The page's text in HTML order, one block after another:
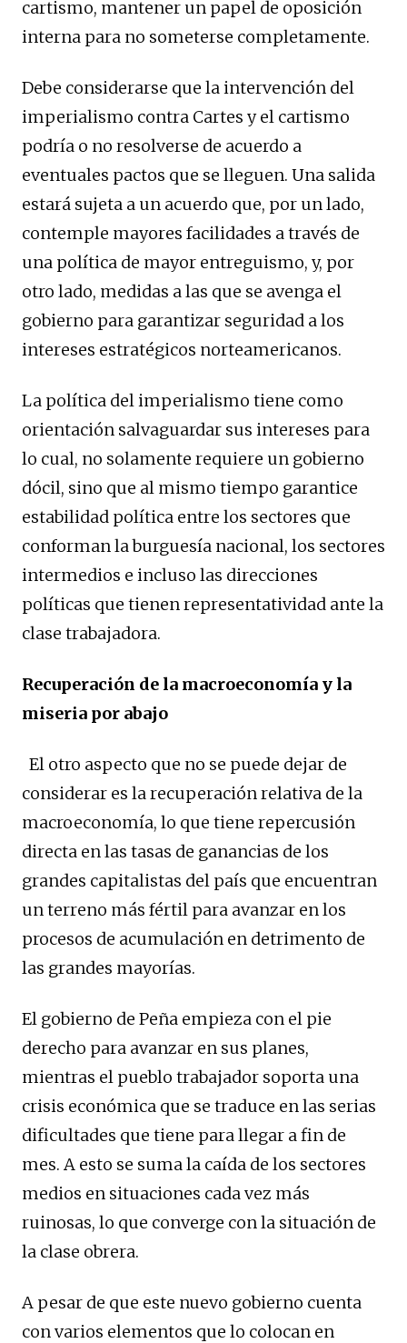
cartismo, mantener un papel de oposición
interna para no someterse completamente.
Debe considerarse que la intervención del
imperialismo contra Cartes y el cartismo
podría o no resolverse de acuerdo a
eventuales pactos que se lleguen. Una salida
estará sujeta a un acuerdo que, por un lado,
contemple mayores facilidades a través de
una política de mayor entreguismo, y, por
otro lado, medidas a las que se avenga el
gobierno para garantizar seguridad a los
intereses estratégicos norteamericanos.
La política del imperialismo tiene como
orientación salvaguardar sus intereses para
lo cual, no solamente requiere un gobierno
dócil, sino que al mismo tiempo garantice
estabilidad política entre los sectores que
conforman la burguesía nacional, los sectores
intermedios e incluso las direcciones
políticas que tienen representatividad ante la
clase trabajadora.
Recuperación de la macroeconomía y la
miseria por abajo
El otro aspecto que no se puede dejar de
considerar es la recuperación relativa de la
macroeconomía, lo que tiene repercusión
directa en las tasas de ganancias de los
grandes capitalistas del país que encuentran
un terreno más fértil para avanzar en los
procesos de acumulación en detrimento de
las grandes mayorías.
El gobierno de Peña empieza con el pie
derecho para avanzar en sus planes,
mientras el pueblo trabajador soporta una
crisis económica que se traduce en las serias
dificultades que tiene para llegar a fin de
mes. A esto se suma la caída de los sectores
medios en situaciones cada vez más
ruinosas, lo que converge con la situación de
la clase obrera.
A pesar de que este nuevo gobierno cuenta
con varios elementos que lo colocan en